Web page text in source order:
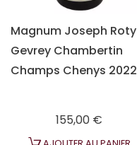
Magnum Joseph Roty
Gevrey Chambertin
Champs Chenys 2022
155,00 €